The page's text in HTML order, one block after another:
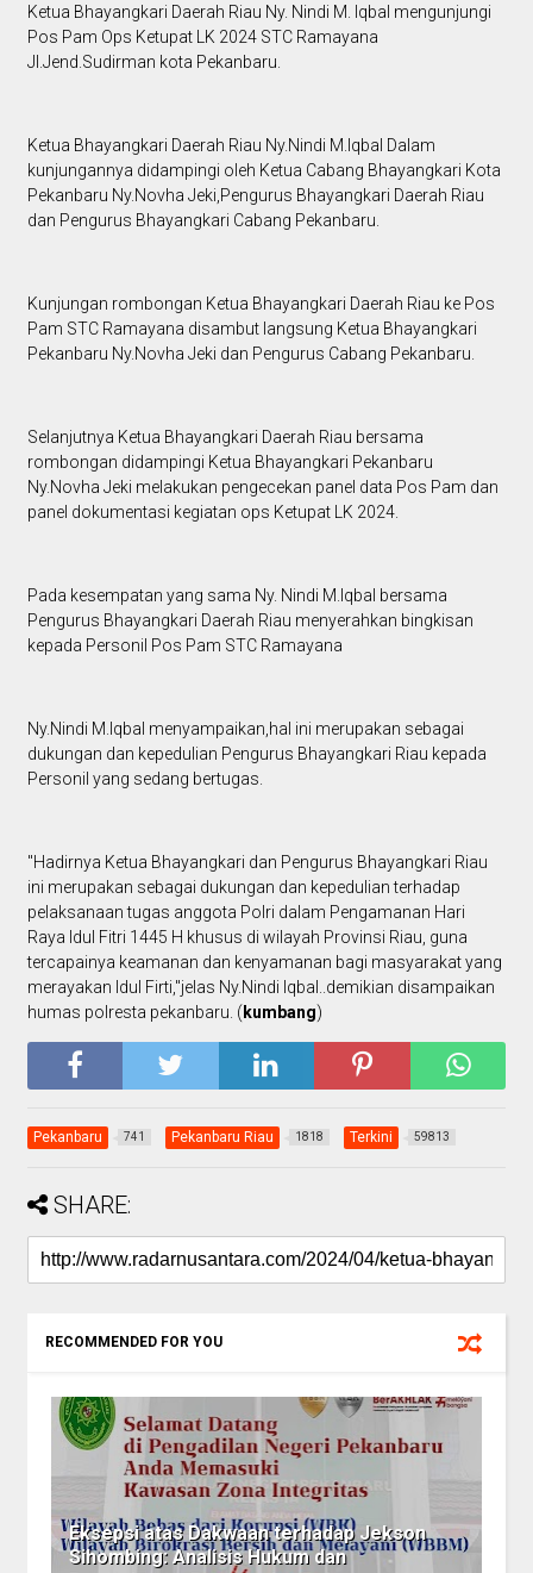
Ketua Bhayangkari Daerah Riau Ny. Nindi M. Iqbal mengunjungi
Pos Pam Ops Ketupat LK 2024 STC Ramayana
Jl.Jend.Sudirman kota Pekanbaru.
Ketua Bhayangkari Daerah Riau Ny.Nindi M.Iqbal Dalam
kunjungannya didampingi oleh Ketua Cabang Bhayangkari Kota
Pekanbaru Ny.Novha Jeki,Pengurus Bhayangkari Daerah Riau
dan Pengurus Bhayangkari Cabang Pekanbaru.
Kunjungan rombongan Ketua Bhayangkari Daerah Riau ke Pos
Pam STC Ramayana disambut langsung Ketua Bhayangkari
Pekanbaru Ny.Novha Jeki dan Pengurus Cabang Pekanbaru.
Selanjutnya Ketua Bhayangkari Daerah Riau bersama
rombongan didampingi Ketua Bhayangkari Pekanbaru
Ny.Novha Jeki melakukan pengecekan panel data Pos Pam dan
panel dokumentasi kegiatan ops Ketupat LK 2024.
Pada kesempatan yang sama Ny. Nindi M.Iqbal bersama
Pengurus Bhayangkari Daerah Riau menyerahkan bingkisan
kepada Personil Pos Pam STC Ramayana
Ny.Nindi M.Iqbal menyampaikan,hal ini merupakan sebagai
dukungan dan kepedulian Pengurus Bhayangkari Riau kepada
Personil yang sedang bertugas.
"Hadirnya Ketua Bhayangkari dan Pengurus Bhayangkari Riau
ini merupakan sebagai dukungan dan kepedulian terhadap
pelaksanaan tugas anggota Polri dalam Pengamanan Hari
Raya Idul Fitri 1445 H khusus di wilayah Provinsi Riau, guna
tercapainya keamanan dan kenyamanan bagi masyarakat yang
merayakan Idul Firti,"jelas Ny.Nindi Iqbal..demikian disampaikan
humas polresta pekanbaru. ( kumbang)
Pekanbaru 741 Pekanbaru Riau 1818 Terkini 59813
SHARE:
RECOMMENDED FOR YOU
Eksepsi atas Dakwaan terhadap Jekson
Sihombing: Analisis Hukum dan